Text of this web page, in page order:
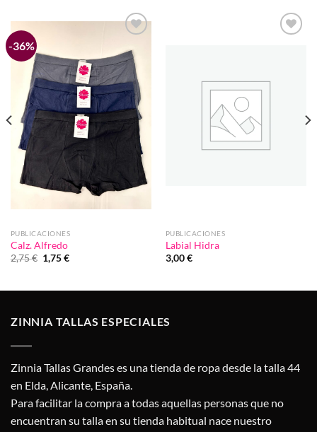
-36%
a la
lista de
deseos
PUBLICACIONES
Calz. Alfredo
2,75€ El
precio
2,75 €.
1,75€El
1,75 €.
PUBLICACIONES
Labial Hidra
3,00€
ZINNIA TALLAS ESPECIALES
Zinnia Tallas Grandes es una tienda de ropa desde la talla 44
en Elda, Alicante, España.
Para facilitar la compra a todas aquellas personas que no
encuentran su talla en su tienda habitual nace nuestro